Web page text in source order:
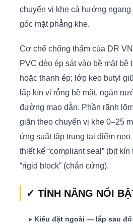
chuyển vị khe cả hướng ngang
góc mặt phẳng khe.
Cơ chế chống thấm của DR
PVC dẻo ép sát vào bề mặt bê
hoặc thanh ép; lớp keo butyl
lấp kín vi rỗng bề mặt, ngăn
đường mao dẫn. Phần rãnh
giãn theo chuyển vị khe 0–25
ứng suất tập trung tại điểm
thiết kế “compliant seal” (bịt
“rigid block” (chắn cứng).
✓ TÍNH NĂNG NỔI
▸ Kiểu đặt ngoài — lắp sau